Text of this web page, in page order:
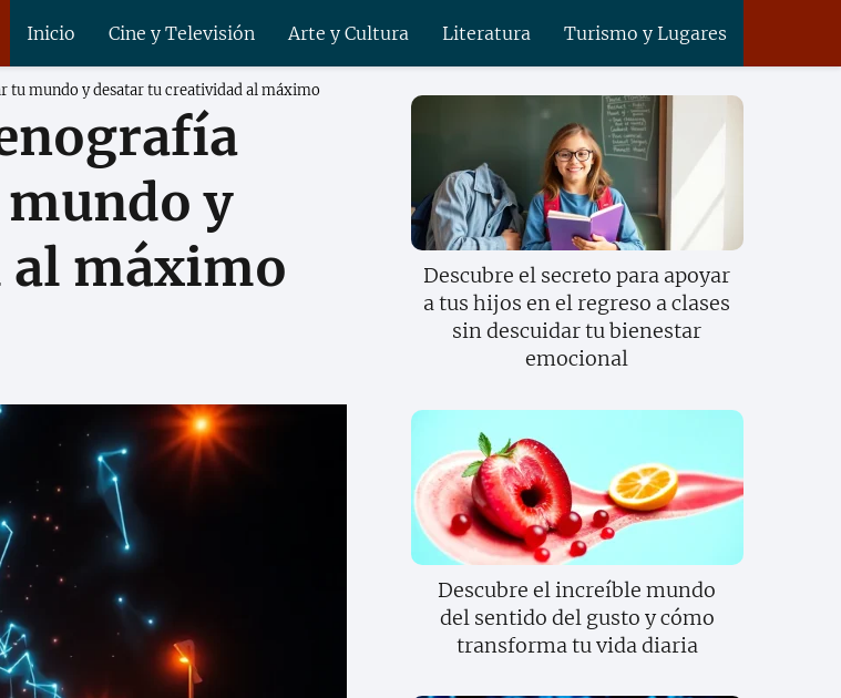
Inicio Cine y Televisión Arte y Cultura Literatura Turismo y Lugares
tu mundo y desatar tu creatividad al máximo
y
al máximo
Descubre el secreto para apoyar
a tus hijos en el regreso a clases
sin descuidar tu bienestar
emocional
Descubre el increíble mundo
del sentido del gusto y cómo
transforma tu vida diaria